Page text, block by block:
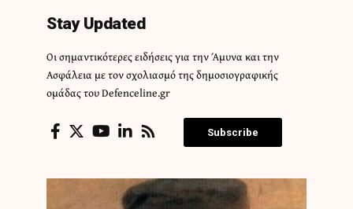
Stay Updated
Οι σημαντικότερες ειδήσεις για την Άμυνα και την
Ασφάλεια με τον σχολιασμό της δημοσιογραφικής
ομάδας του Defenceline.gr
Subscribe